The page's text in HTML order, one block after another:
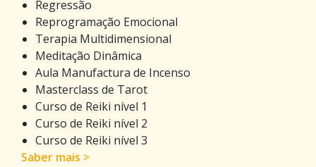
Regressão
Reprogramação Emocional
Terapia Multidimensional
Meditação Dinâmica
Aula Manufactura de Incenso
Masterclass de Tarot
Curso de Reiki nível 1
Curso de Reiki nível 2
Curso de Reiki nível 3
Saber mais >